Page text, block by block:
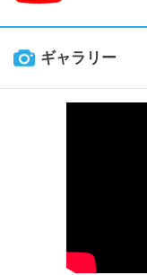
ギャラリー